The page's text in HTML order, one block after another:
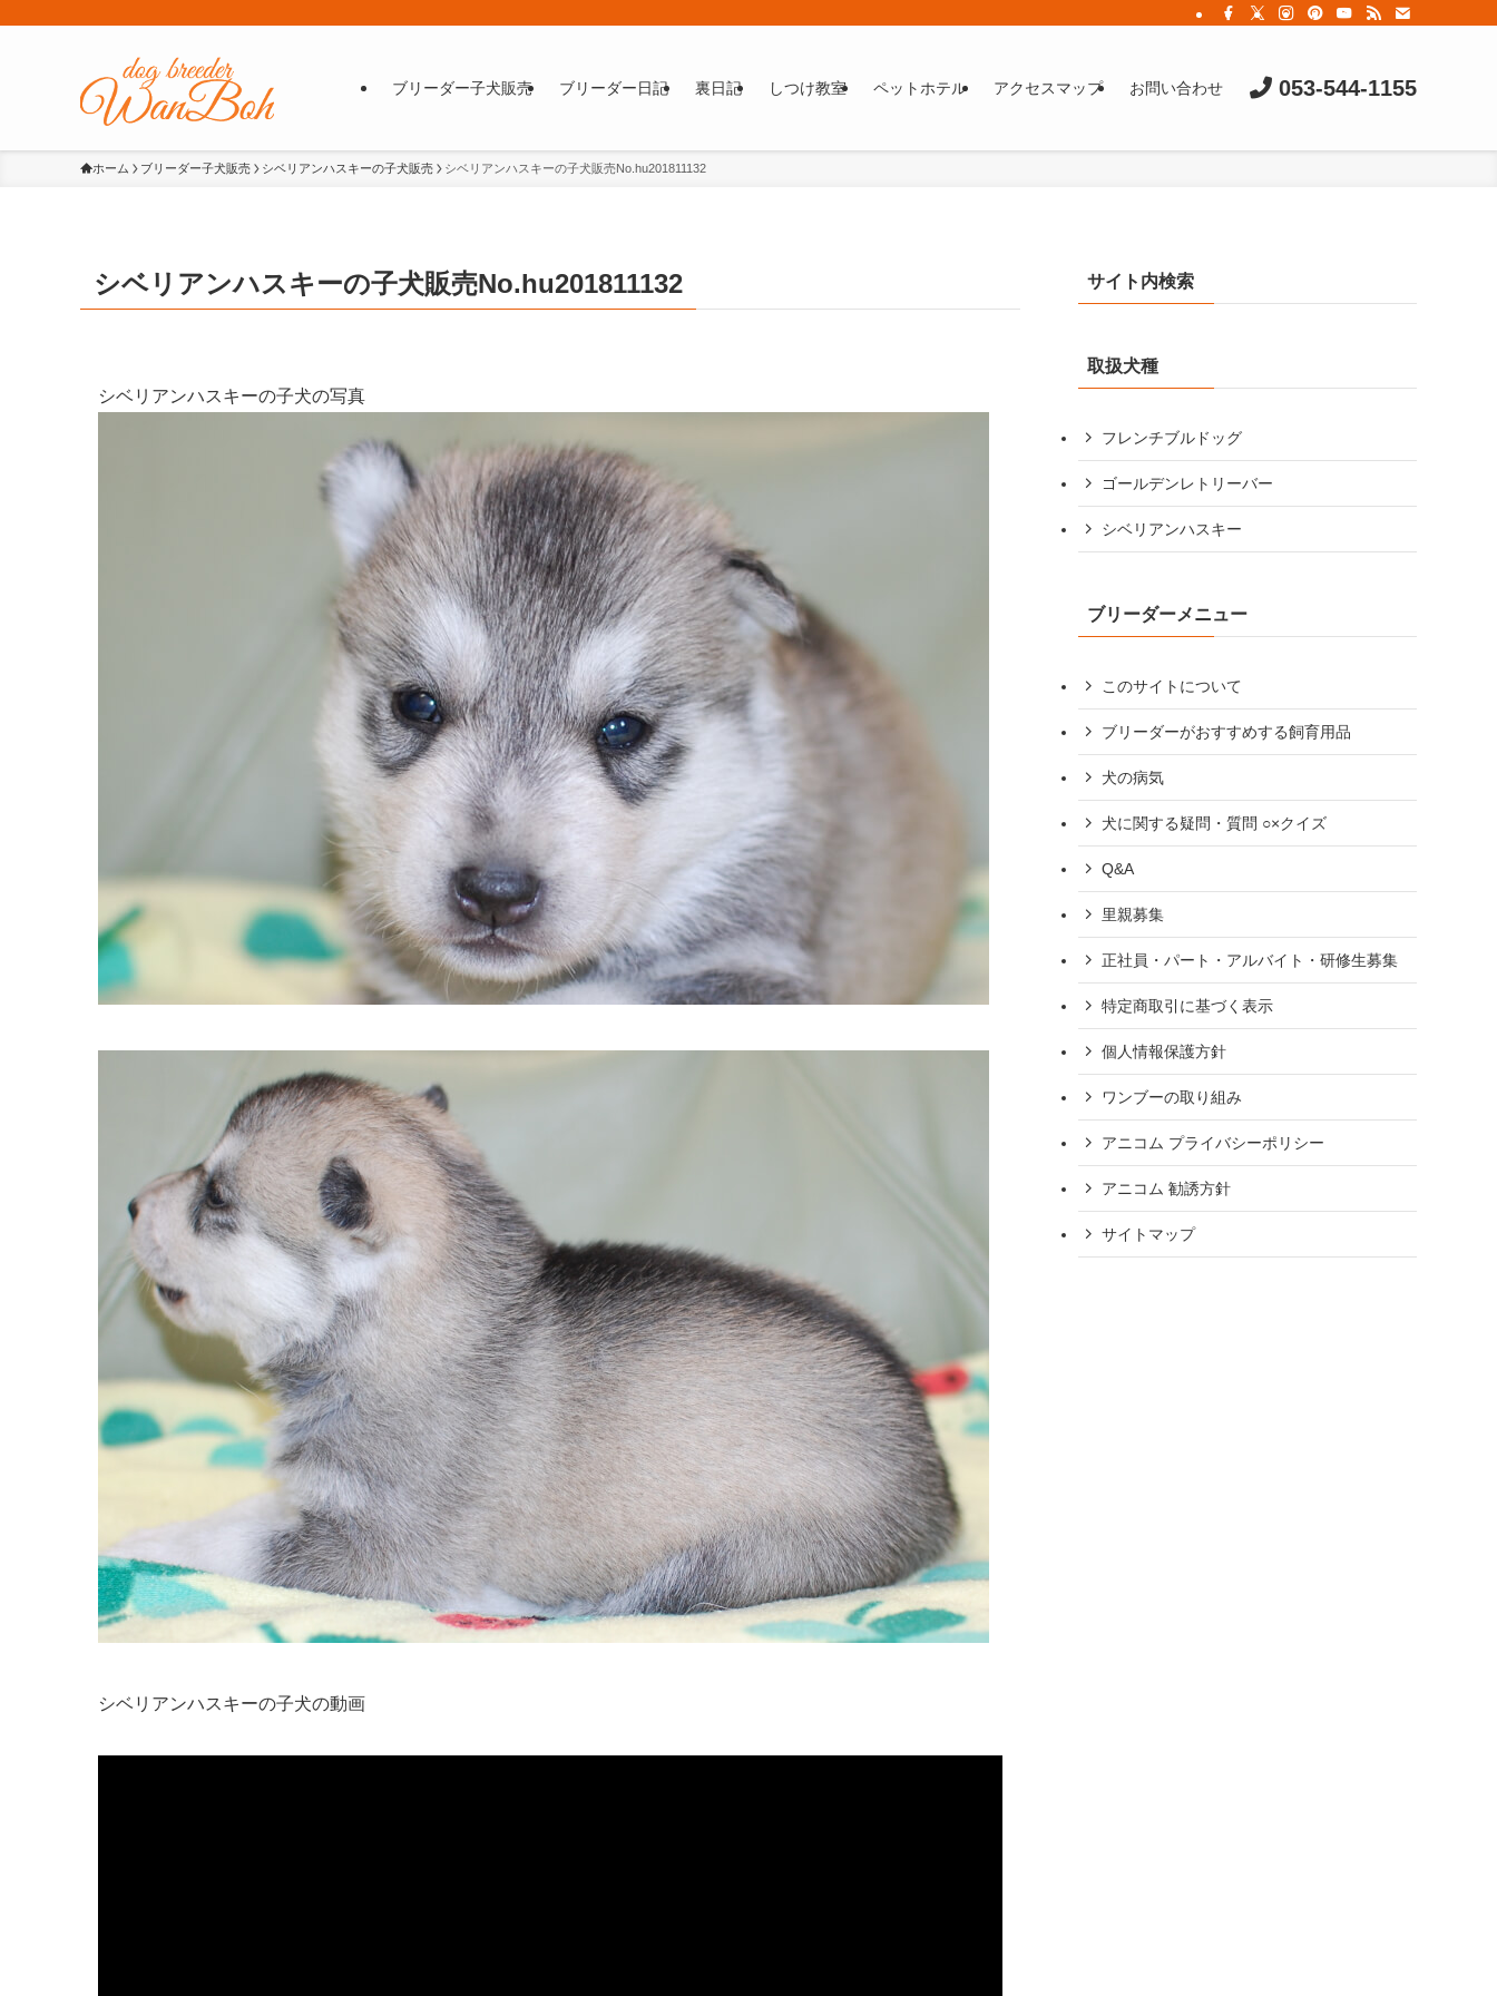
ブリーダー子犬販売 ブリーダー日記 裏日記 しつけ教室 ペットホテル アクセスマップ お問い合わせ 053-544-1155
ホーム ブリーダー子犬販売 シベリアンハスキーの子犬販売 シベリアンハスキーの子犬販売No.hu201811132
シベリアンハスキーの子犬販売No.hu201811132
シベリアンハスキーの子犬の写真
シベリアンハスキーの子犬の動画
サイト内検索
取扱犬種
フレンチブルドッグ
ゴールデンレトリーバー
シベリアンハスキー
ブリーダーメニュー
このサイトについて
ブリーダーがおすすめする飼育用品
犬の病気
犬に関する疑問・質問 ○×クイズ
Q&A
里親募集
正社員・パート・アルバイト・研修生募集
特定商取引に基づく表示
個人情報保護方針
ワンブーの取り組み
アニコム プライバシーポリシー
アニコム 勧誘方針
サイトマップ